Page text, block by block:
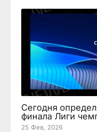
Сегодня
финала Лиги
25 Фев, 2026